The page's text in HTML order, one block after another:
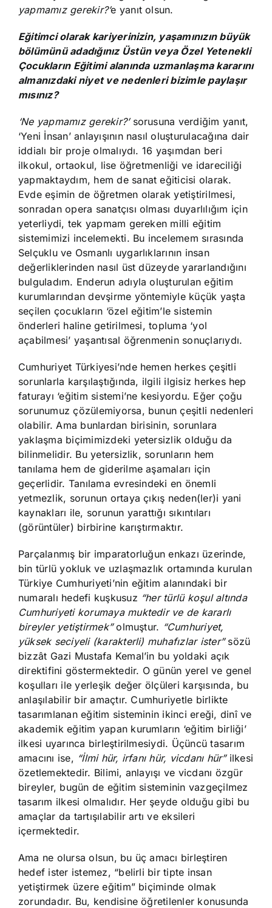
yapmamız gerekir?’e yanıt olsun.
Eğitimci olarak kariyerinizin, yaşamınızın büyük
bölümünü adadığınız Üstün veya Özel Yetenekli
Çocukların Eğitimi alanında uzmanlaşma kararını
almanızdaki niyet ve nedenleri bizimle paylaşır
mısınız?
‘Ne yapmamız gerekir?’sorusuna verdiğim yanıt,
‘Yeni İnsan’ anlayışının nasıl oluşturulacağına dair
iddialı bir proje olmalıydı. 16 yaşımdan beri
ilkokul, ortaokul, lise öğretmenliği ve idareciliği
yapmaktaydım, hem de sanat eğiticisi olarak.
Evde eşimin de öğretmen olarak yetiştirilmesi,
sonradan opera sanatçısı olması duyarlılığım için
yeterliydi, tek yapmam gereken milli eğitim
sistemimizi incelemekti. Bu incelemem sırasında
Selçuklu ve Osmanlı uygarlıklarının insan
değerliklerinden nasıl üst düzeyde yararlandığını
bulguladım. Enderun adıyla oluşturulan eğitim
kurumlarından devşirme yöntemiyle küçük yaşta
seçilen çocukların ‘özel eğitim’le sistemin
önderleri haline getirilmesi, topluma ‘yol
açabilmesi’ yaşantısal öğrenmenin sonuçlarıydı.
Cumhuriyet Türkiyesi’nde hemen herkes çeşitli
sorunlarla karşılaştığında, ilgili ilgisiz herkes hep
faturayı ‘eğitim sistemi’ne kesiyordu. Eğer çoğu
sorunumuz çözülemiyorsa, bunun çeşitli nedenleri
olabilir. Ama bunlardan birisinin, sorunlara
yaklaşma biçimimizdeki yetersizlik olduğu da
bilinmelidir. Bu yetersizlik, sorunların hem
tanılama hem de giderilme aşamaları için
geçerlidir. Tanılama evresindeki en önemli
yetmezlik, sorunun ortaya çıkış neden(ler)i yani
kaynakları ile, sorunun yarattığı sıkıntıları
(görüntüler) birbirine karıştırmaktır.
Parçalanmış bir imparatorluğun enkazı üzerinde,
bin türlü yokluk ve uzlaşmazlık ortamında kurulan
Türkiye Cumhuriyeti’nin eğitim alanındaki bir
numaralı hedefi kuşkusuz “her türlü koşul altında
Cumhuriyeti korumaya muktedir ve de kararlı
bireyler yetiştirmek”olmuştur. “Cumhuriyet,
yüksek seciyeli (karakterli) muhafızlar ister”sözü
bizzât Gazi Mustafa Kemal’in bu yoldaki açık
direktifini göstermektedir. O günün yerel ve genel
koşulları ile yerleşik değer ölçüleri karşısında, bu
anlaşılabilir bir amaçtır. Cumhuriyetle birlikte
tasarımlanan eğitim sisteminin ikinci ereği, dinî ve
akademik eğitim yapan kurumların ‘eğitim birliği’
ilkesi uyarınca birleştirilmesiydi. Üçüncü tasarım
amacını ise, “İlmi hür, irfanı hür, vicdanı hür”ilkesi
özetlemektedir. Bilimi, anlayışı ve vicdanı özgür
bireyler, bugün de eğitim sisteminin vazgeçilmez
tasarım ilkesi olmalıdır. Her şeyde olduğu gibi bu
amaçlar da tartışılabilir artı ve eksileri
içermektedir.
Ama ne olursa olsun, bu üç amacı birleştiren
hedef ister istemez, “belirli bir tipte insan
yetiştirmek üzere eğitim” biçiminde olmak
zorundadır. Bu, kendisine öğretilenler konusunda